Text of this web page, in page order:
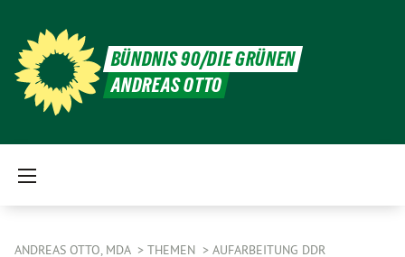
BÜNDNIS 90/DIE GRÜNEN
ANDREAS OTTO
ANDREAS OTTO, MDA THEMEN AUFARBEITUNG DDR